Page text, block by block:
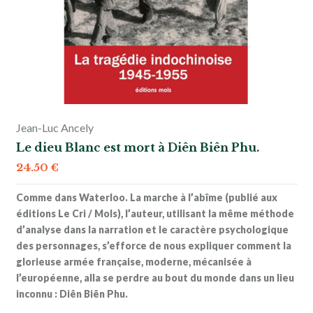
Jean-Luc Ancely
Le dieu Blanc est mort à Diên Biên Phu.
24.50 €
Comme dans Waterloo. La marche à l’abîme (publié aux
éditions Le Cri / Mols), l’auteur, utilisant la même méthode
d’analyse dans la narration et le caractère psychologique
des personnages, s’efforce de nous expliquer comment la
glorieuse armée française, moderne, mécanisée à
l’européenne, alla se perdre au bout du monde dans un lieu
inconnu : Diên Biên Phu.